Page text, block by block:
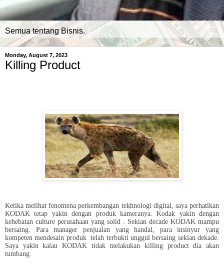
Semua tentang Bisnis.
Monday, August 7, 2023
Killing Product
Ketika melihat fenomena perkembangan tekhnologi digital, saya perhatikan
KODAK tetap yakin dengan produk kameranya. Kodak yakin dengan
kehebatan culture perusahaan yang solid . Sekian decade KODAK mampu
bersaing. Para manager penjualan yang handal, para insinyur yang
kompeten mendesain produk telah terbukti unggul bersaing sekian dekade.
Saya yakin kalau KODAK tidak melakukan killing product dia akan
tumbang.